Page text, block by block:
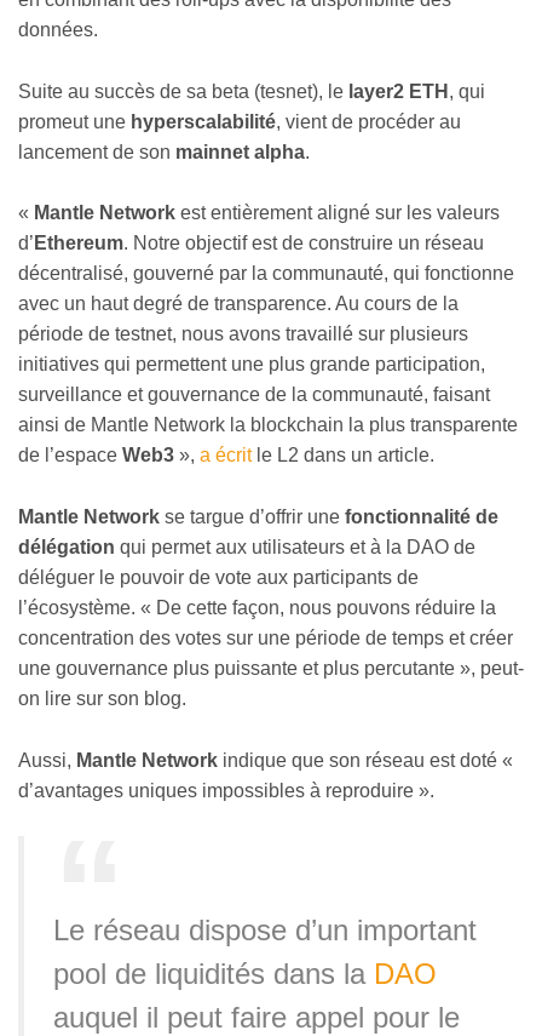
données.
Suite au succès de sa beta (tesnet), le layer2 ETH , qui
promeut une hyperscalabilité, vient de procéder au
lancement de son mainnet alpha.
« Mantle Network est entièrement aligné sur les valeurs
d’ Ethereum. Notre objectif est de construire un réseau
décentralisé, gouverné par la communauté, qui fonctionne
avec un haut degré de transparence. Au cours de la
période de testnet, nous avons travaillé sur plusieurs
initiatives qui permettent une plus grande participation,
surveillance et gouvernance de la communauté, faisant
ainsi de Mantle Network la blockchain la plus transparente
de l’espace Web3 », a écritle L2 dans un article.
Mantle Network se targue d’offrir une fonctionnalité de
délégation qui permet aux utilisateurs et à la DAO de
déléguer le pouvoir de vote aux participants de
l’écosystème. « De cette façon, nous pouvons réduire la
concentration des votes sur une période de temps et créer
une gouvernance plus puissante et plus percutante », peut-
on lire sur son blog.
Aussi, Mantle Network indique que son réseau est doté «
d’avantages uniques impossibles à reproduire ».
Le réseau dispose d’un important
pool de liquidités dans la DAO
auquel il peut faire appel pour le